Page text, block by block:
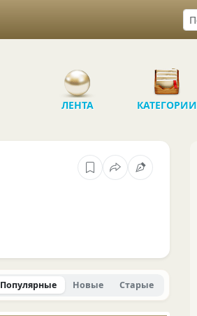
ЛЕНТА КАТЕГОРИИ
Популярные Новые Старые